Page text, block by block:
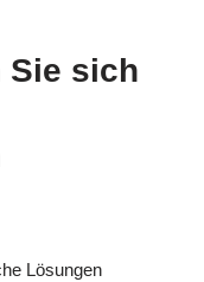
Sie sich
Lösungen